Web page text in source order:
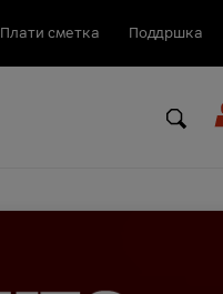
Плати сметка Поддршка